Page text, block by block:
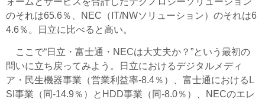
のそれは65.6％、NEC（IT/NWソリューション）のそれは6
4.6％。日立に比べると高い。
ここで“日立・富士通・NECは大丈夫か？”という最初の
問いに立ち戻ってみよう。日立におけるデジタルメディ
ア・民生機器事業（営業利益率-8.4％）、富士通におけるL
SI事業（同-14.9％）とHDD事業（同-8.0％）、NECのエレ